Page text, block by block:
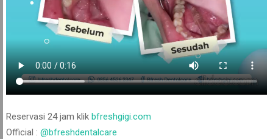
Reservasi 24 jam klik bfreshgigi.com
Official : @bfreshdentalcare